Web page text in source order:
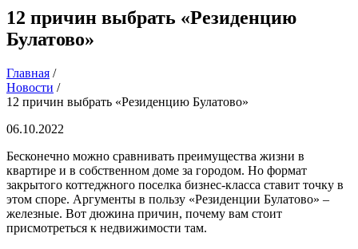
12 причин выбрать «Резиденцию
Булатово»
Главная /
Новости /
12 причин выбрать «Резиденцию Булатово»
06.10.2022
Бесконечно можно сравнивать преимущества жизни в
квартире и в собственном доме за городом. Но формат
закрытого коттеджного поселка бизнес-класса ставит точку в
этом споре. Аргументы в пользу «Резиденции Булатово» –
железные. Вот дюжина причин, почему вам стоит
присмотреться к недвижимости там.